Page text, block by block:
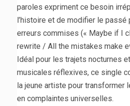
paroles expriment ce besoin
l’histoire et de modifier le passé
erreurs commises (« Maybe if I
rewrite / All the mistakes make
Idéal pour les trajets nocturnes
musicales réflexives, ce single
la jeune artiste pour transformer
en complaintes universelles.